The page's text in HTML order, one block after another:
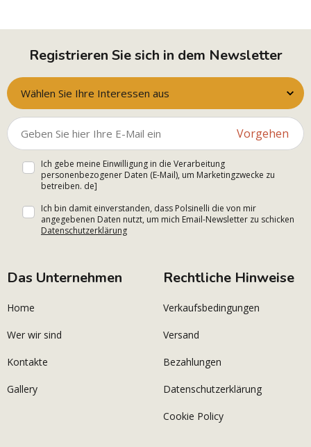
Registrieren Sie sich in dem Newsletter
Wählen Sie Ihre Interessen aus
Vorgehen
Ich gebe meine Einwilligung in die Verarbeitung
personenbezogener Daten (E-Mail), um Marketingzwecke zu
betreiben. de]
Ich bin damit einverstanden, dass Polsinelli die von mir
angegebenen Daten nutzt, um mich Email-Newsletter zu schicken
Datenschutzerklärung
Das Unternehmen
Home
Wer wir sind
Kontakte
Gallery
Rechtliche Hinweise
Verkaufsbedingungen
Versand
Bezahlungen
Datenschutzerklärung
Cookie Policy